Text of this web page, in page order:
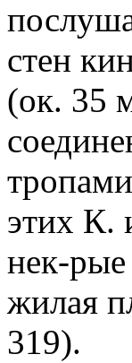
стен
(ок. 35
этих К.
нек-
жилая
319).